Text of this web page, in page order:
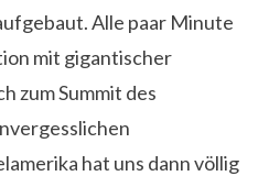
Alle paar Minute
mit gigantischer
zum Summit des
hat uns dann völlig